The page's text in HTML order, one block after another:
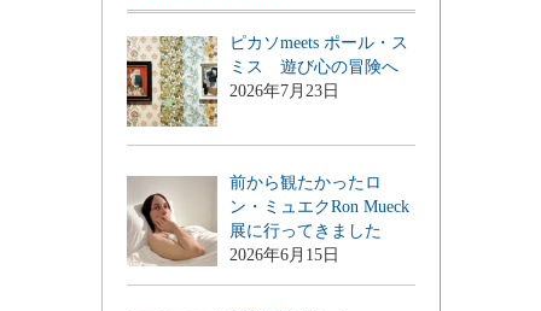
ピカソmeets ポール・ス
ミス 遊び心の冒険へ
2026年7月23日
前から観たかったロ
ン・ミュエクRon Mueck
展に行ってきました
2026年6月15日